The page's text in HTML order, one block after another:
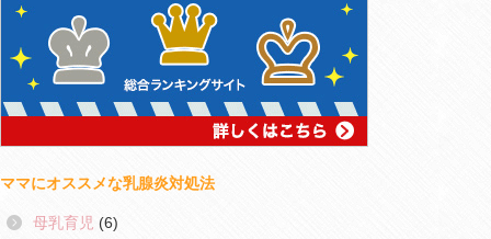
ママにオススメな乳腺炎対処法
母乳育児 (6)